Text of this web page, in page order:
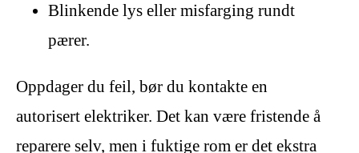
Blinkende lys eller misfarging rundt
pærer.
Oppdager du feil, bør du kontakte en
autorisert elektriker. Det kan være fristende å
reparere selv, men i fuktige rom er det ekstra